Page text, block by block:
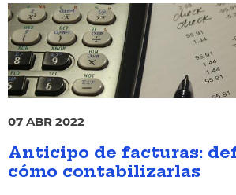
07 ABR 2022
Anticipo de facturas:
cómo contabilizarlas